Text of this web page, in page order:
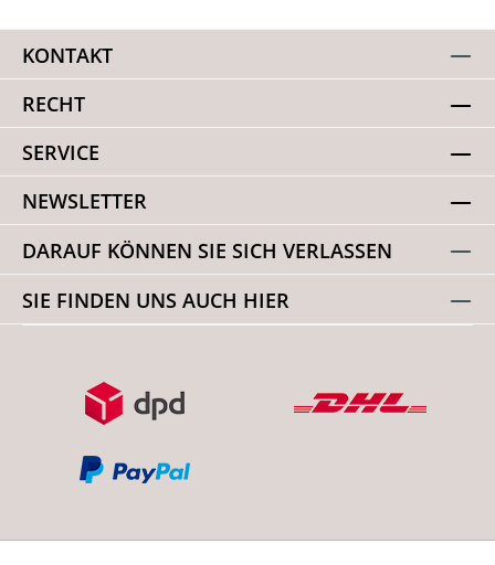
KONTAKT
RECHT
SERVICE
NEWSLETTER
DARAUF KÖNNEN SIE SICH VERLASSEN
SIE FINDEN UNS AUCH HIER